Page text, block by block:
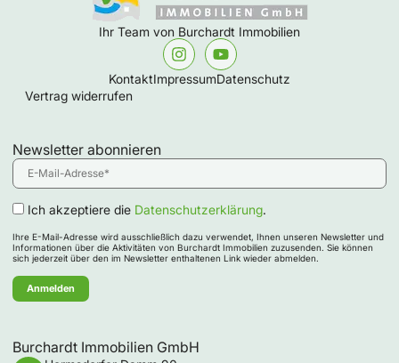
Ihr Team von Burchardt Immobilien
KontaktImpressumDatenschutz
Vertrag widerrufen
Newsletter abonnieren
Ich akzeptiere die Datenschutzerklärung.
Ihre E-Mail-Adresse wird ausschließlich dazu verwendet, Ihnen unseren Newsletter und
Informationen über die Aktivitäten von Burchardt Immobilien zuzusenden. Sie können
sich jederzeit über den im Newsletter enthaltenen Link wieder abmelden.
Burchardt Immobilien GmbH